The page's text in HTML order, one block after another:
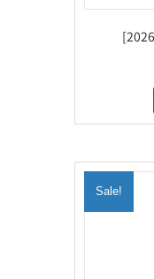
Sale!